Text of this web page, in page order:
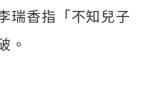
瑞香指「不知兒子
。